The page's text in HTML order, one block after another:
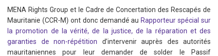
MENA Rights Group et le Cadre de Concertation des Rescapés de
Mauritanie (CCR-M) ont donc demandé au Rapporteur spécial sur
la promotion de la vérité, de la justice, de la réparation et des
garanties de non-répétition d’intervenir auprès des autorités
mauritaniennes pour leur demander de solder le Passif